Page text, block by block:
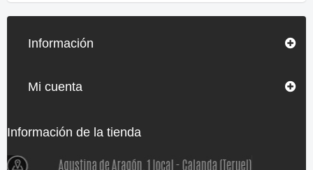
Información
Mi cuenta
Información de la tienda